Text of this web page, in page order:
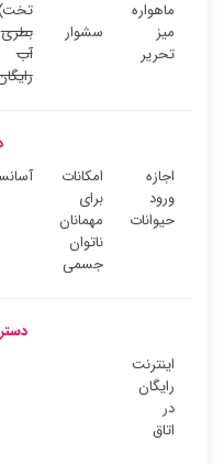
ماهواره
میز
تحریر
سشوار
بطری
آب
اجازه
ورود
حیوانات
امکانات
برای
مهمانان
ناتوان
جسمی
اینترنت
رایگان
در
اتاق